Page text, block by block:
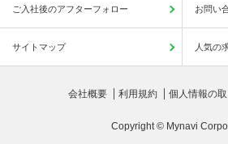
ご入社後のアフターフォロー お問い
サイトマップ 人気の
会社概要 利用規約 個人情報の
Copyright © Mynavi